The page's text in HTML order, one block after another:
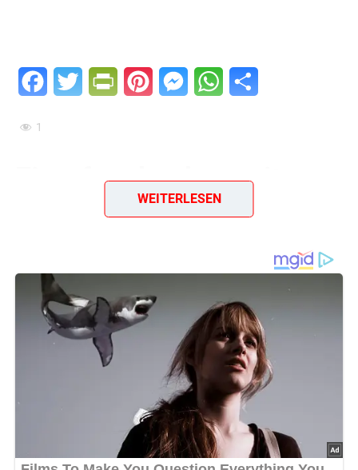
FacebookTwitter PrintFriendly
PinterestMessengerWhatsApp
1
Eierpfannkuchen mit
Quarkfüllung
sind ein wahrer
Genuss! Die Eierkuchen sind schön fluffig und werden
durch die cremige Quarkfüllung zu einem köstlichen
Geschmackserlebnis. Die süßen Mandeln und Sultaninen
verleihen der Füllung eine angenehme Textur und einen
Hauch von Süße. Die Zubereitung ist relativ einfach und
das Ergebnis ist einfach unwiderstehlich. Dieses Rezept
ist perfekt für ein gemütliches Frühstück oder eine süße
Mahlzeit zwischendurch. Ein echter Klassiker aus der
ehemaligen DDR, der auch heute noch begeistert! Ein
Rezept aus dem Jahr 1989:
WEITERLESEN